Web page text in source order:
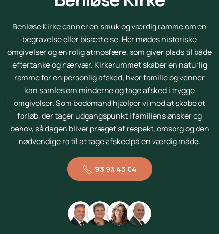
Benløse Kirke danner en smuk og værdig ramme om en
begravelse eller bisættelse. Her mødes historiske
omgivelser og en rolig atmosfære, som giver plads til både
eftertanke og nærvær. Kirkerummet skaber en naturlig
ramme for en personlig afsked, hvor familie og venner
kan samles om minderne og tage afsked i trygge
omgivelser. Som bedemand hjælper vi med at skabe et
forløb, der tager udgangspunkt i familiens ønsker og
behov, så dagen bliver præget af respekt, omsorg og den
nødvendige ro til at tage afsked på en værdig måde.
93 93 43 04